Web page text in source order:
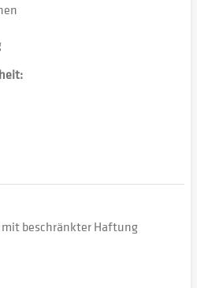
mit beschränkter Haftung